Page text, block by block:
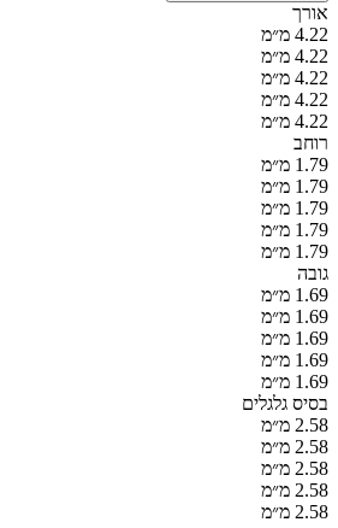
אורך
4.22 מ״מ
4.22 מ״מ
4.22 מ״מ
4.22 מ״מ
4.22 מ״מ
רוחב
1.79 מ״מ
1.79 מ״מ
1.79 מ״מ
1.79 מ״מ
1.79 מ״מ
גובה
1.69 מ״מ
1.69 מ״מ
1.69 מ״מ
1.69 מ״מ
1.69 מ״מ
בסיס גלגלים
2.58 מ״מ
2.58 מ״מ
2.58 מ״מ
2.58 מ״מ
2.58 מ״מ